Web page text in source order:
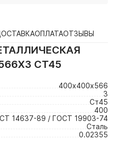
ОПЛАТАОТЗЫВЫ
СТ45
400х400х566
3
Ст45
400
14637-89 / ГОСТ 19903-74
Сталь
0.02355